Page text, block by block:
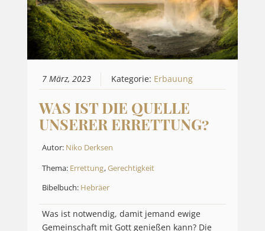
7 März, 2023 Kategorie: Erbauung
WAS IST DIE QUELLE
UNSERER ERRETTUNG?
Autor: Niko Derksen
Thema: Errettung,Gerechtigkeit
Bibelbuch: Hebräer
Was ist notwendig, damit jemand ewige
Gemeinschaft mit Gott genießen kann? Die